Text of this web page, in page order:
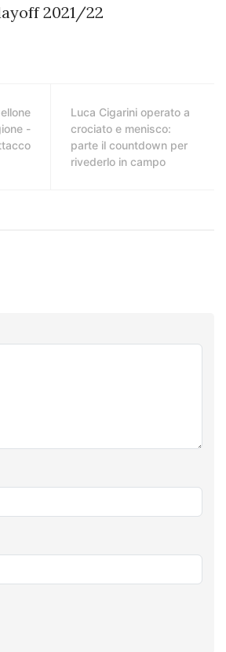
2021/22
-
Luca Cigarini operato a
crociato e menisco:
parte il countdown per
rivederlo in campo